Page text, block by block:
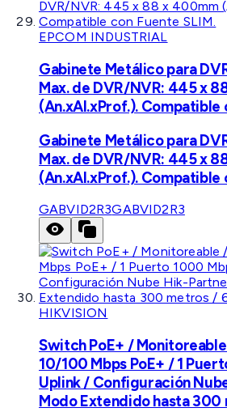
EPCOM INDUSTRIAL
Gabinete Metálico para
Max. de DVR/NVR: 445 x
(An.xAl.xProf.). Compatible
Gabinete Metálico para
Max. de DVR/NVR: 445 x
(An.xAl.xProf.). Compatible
GABVID2R3GABVID2R3
HIKVISION
Switch PoE+ /
10/100 Mbps PoE+ / 1
Uplink / Configuración
Modo Extendido hasta